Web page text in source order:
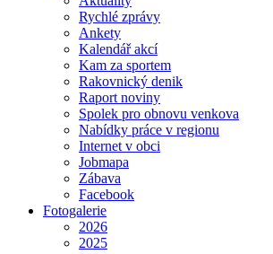
Rychlé zprávy
Ankety
Kalendář akcí
Kam za sportem
Rakovnický denik
Raport noviny
Spolek pro obnovu venkova
Nabídky práce v regionu
Internet v obci
Jobmapa
Zábava
Facebook
Fotogalerie
2026
2025